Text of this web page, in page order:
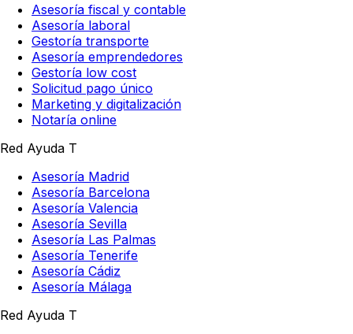
Asesoría fiscal y contable
Asesoría laboral
Gestoría transporte
Asesoría emprendedores
Gestoría low cost
Solicitud pago único
Marketing y digitalización
Notaría online
Red Ayuda T
Asesoría Madrid
Asesoría Barcelona
Asesoría Valencia
Asesoría Sevilla
Asesoría Las Palmas
Asesoría Tenerife
Asesoría Cádiz
Asesoría Málaga
Red Ayuda T